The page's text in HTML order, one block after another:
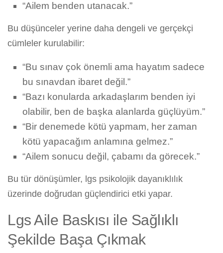
“Ailem benden utanacak.”
Bu düşünceler yerine daha dengeli ve gerçekçi
cümleler kurulabilir:
“Bu sınav çok önemli ama hayatım sadece
bu sınavdan ibaret değil.”
“Bazı konularda arkadaşlarım benden iyi
olabilir, ben de başka alanlarda güçlüyüm.”
“Bir denemede kötü yapmam, her zaman
kötü yapacağım anlamına gelmez.”
“Ailem sonucu değil, çabamı da görecek.”
Bu tür dönüşümler, lgs psikolojik dayanıklılık
üzerinde doğrudan güçlendirici etki yapar.
Lgs Aile Baskısı ile Sağlıklı
Şekilde Başa Çıkmak